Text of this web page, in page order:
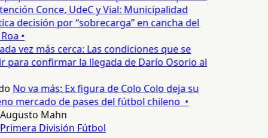
Conce, UdeC y Vial: Municipalidad
decisión por “sobrecarga” en cancha del
•
vez más cerca: Las condiciones que se
para confirmar la llegada de Darío Osorio al
No va más: Ex figura de Colo Colo deja su
mercado de pases del fútbol chileno •
Augusto Mahn
Primera División Fútbol